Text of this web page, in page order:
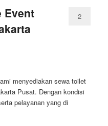
Event
2
menyediakan sewa toilet
Pusat. Dengan kondisi
pelayanan yang di